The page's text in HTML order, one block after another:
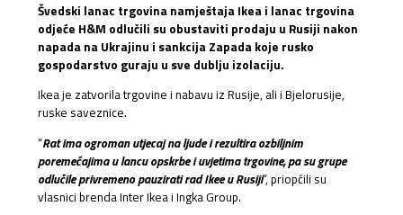
Švedski lanac trgovina namještaja Ikea i lanac trgovina
odjeće H&M odlučili su obustaviti prodaju u Rusiji nakon
napada na Ukrajinu i sankcija Zapada koje rusko
gospodarstvo guraju u sve dublju izolaciju.
Ikea je zatvorila trgovine i nabavu iz Rusije, ali i Bjelorusije,
ruske saveznice.
“Rat ima ogroman utjecaj na ljude i rezultira ozbiljnim
poremećajima u lancu opskrbe i uvjetima trgovine, pa su grupe
odlučile privremeno pauzirati rad Ikee u Rusiji“, priopćili su
vlasnici brenda Inter Ikea i Ingka Group.